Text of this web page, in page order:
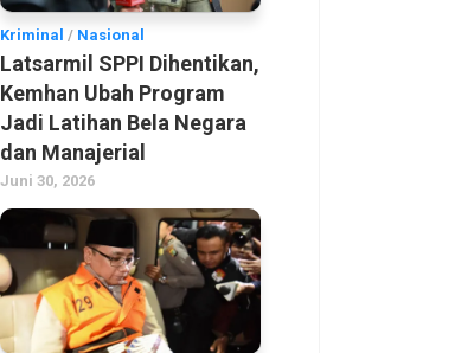
Kriminal / Nasional
Latsarmil SPPI Dihentikan,
Kemhan Ubah Program
Jadi Latihan Bela Negara
dan Manajerial
Juni 30, 2026